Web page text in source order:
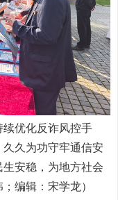
优化反诈风控手
久为功守牢通信安
安稳，为地方社会
编辑：宋学龙）